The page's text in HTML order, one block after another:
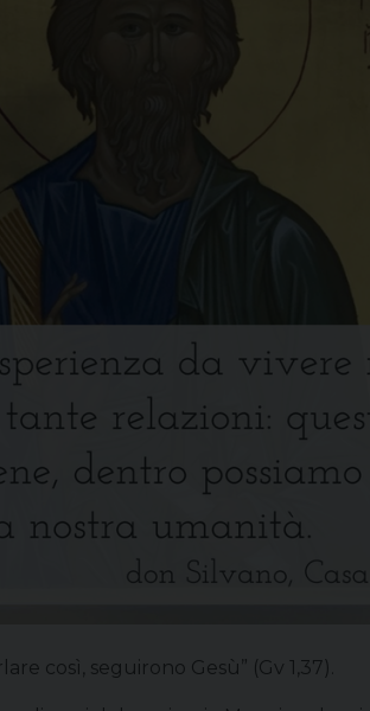
così, seguirono Gesù” (Gv 1,37).